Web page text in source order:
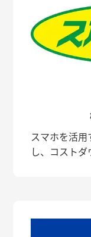
スマホを活
し、コストダ